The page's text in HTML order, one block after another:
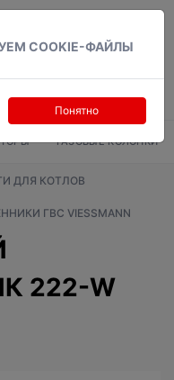
COOKIE-ФАЙЛЫ
Понятно
ГАЗОВЫЕ КОЛОНКИ
ДЛЯ КОТЛОВ
ГВС VIESSMANN
222-W